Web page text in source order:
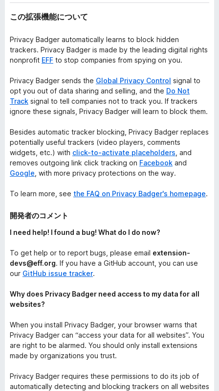
この拡張機能について
Privacy Badger automatically learns to block hidden
trackers. Privacy Badger is made by the leading digital rights
nonprofit EFF to stop companies from spying on you.
Privacy Badger sends the Global Privacy Control signal to
opt you out of data sharing and selling, and the Do Not
Track signal to tell companies not to track you. If trackers
ignore these signals, Privacy Badger will learn to block them.
Besides automatic tracker blocking, Privacy Badger replaces
potentially useful trackers (video players, comments
widgets, etc.) with click-to-activate placeholders , and
removes outgoing link click tracking on Facebook and
Google , with more privacy protections on the way.
To learn more, see the FAQ on Privacy Badger's homepage.
開発者のコメント
I need help! I found a bug! What do I do now?
To get help or to report bugs, please email extension-
devs@eff.org. If you have a GitHub account, you can use
our GitHub issue tracker.
Why does Privacy Badger need access to my data for all
websites?
When you install Privacy Badger, your browser warns that
Privacy Badger can “access your data for all websites”. You
are right to be alarmed. You should only install extensions
made by organizations you trust.
Privacy Badger requires these permissions to do its job of
automatically detecting and blocking trackers on all websites